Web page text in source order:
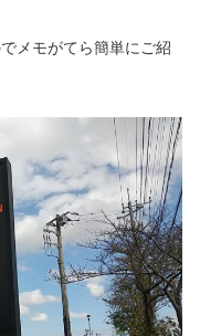
メモがてら簡単にご紹